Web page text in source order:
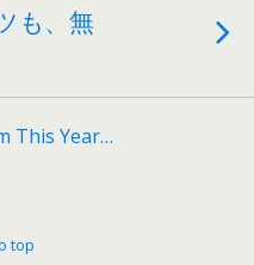
も、無
This Year…
top